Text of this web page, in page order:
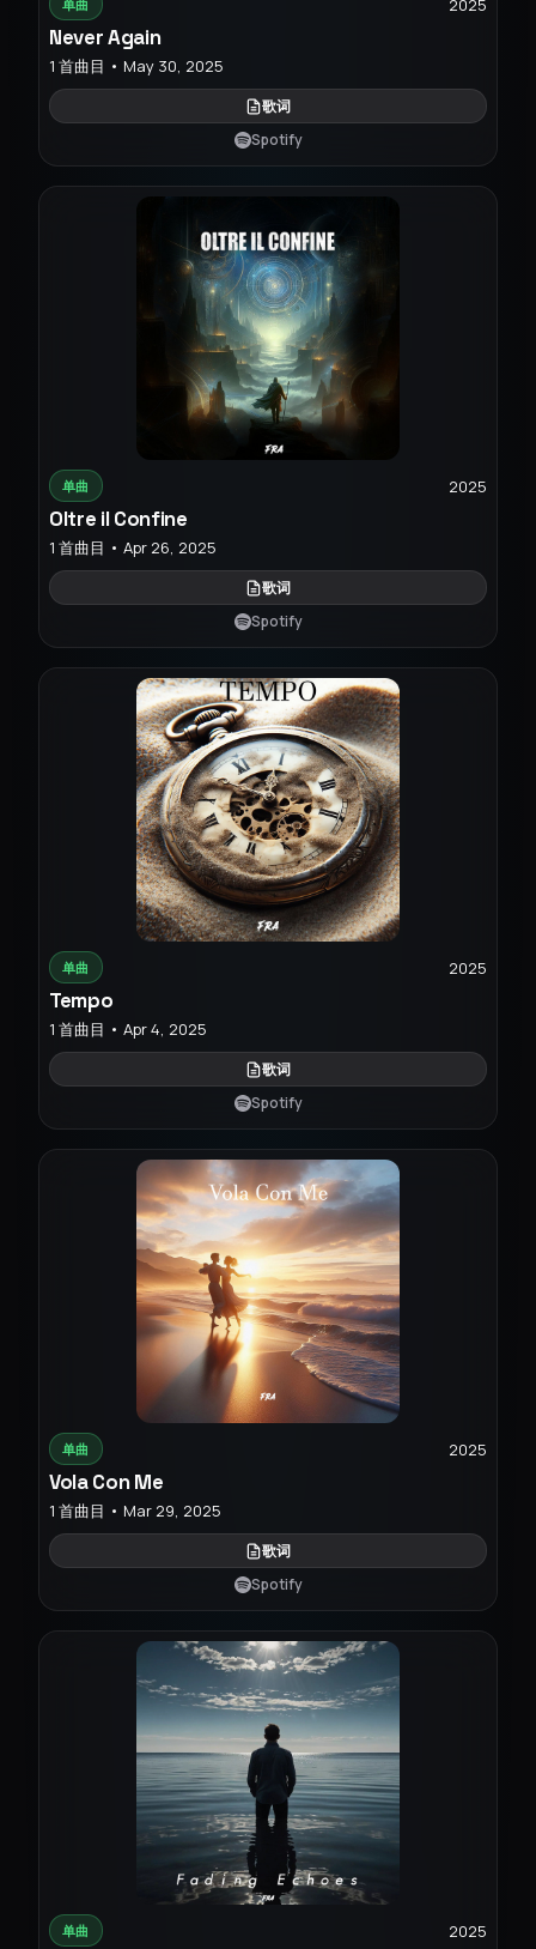
单曲
Never Again
1 首曲目 • May 30, 2025
歌词
Spotify
单曲 2025
Oltre il Confine
1 首曲目 • Apr 26, 2025
歌词
Spotify
单曲 2025
Tempo
1 首曲目 • Apr 4, 2025
歌词
Spotify
单曲 2025
Vola Con Me
1 首曲目 • Mar 29, 2025
歌词
Spotify
单曲 2025